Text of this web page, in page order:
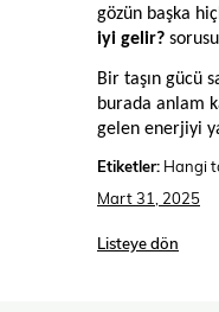
gözün başka
iyi gelir?
Bir taşın gücü
burada anlam
gelen enerjiyi
Etiketler: Hangi
Mart 31, 2025
Listeye dön